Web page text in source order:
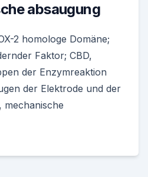
absaugung
2 homologe Domäne;
Faktor; CBD,
der Enzymreaktion
der Elektrode und der
mechanische